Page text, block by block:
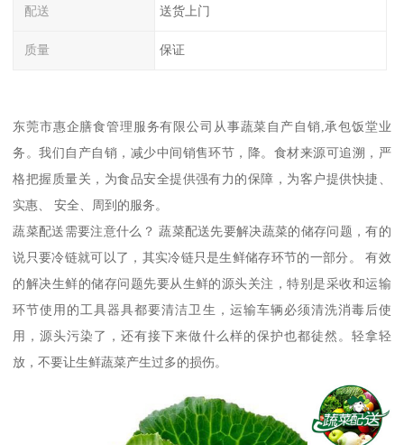
配送 送货上门
质量 保证
东莞市惠企膳食管理服务有限公司从事蔬菜自产自销,承包饭堂业
务。我们自产自销，减少中间销售环节，降。食材来源可追溯，严
格把握质量关，为食品安全提供强有力的保障，为客户提供快捷、
实惠、 安全、周到的服务。
蔬菜配送需要注意什么？ 蔬菜配送先要解决蔬菜的储存问题，有的
说只要冷链就可以了，其实冷链只是生鲜储存环节的一部分。 有效
的解决生鲜的储存问题先要从生鲜的源头关注，特别是采收和运输
环节使用的工具器具都要清洁卫生，运输车辆必须清洗消毒后使
用，源头污染了，还有接下来做什么样的保护也都徒然。轻拿轻
放，不要让生鲜蔬菜产生过多的损伤。